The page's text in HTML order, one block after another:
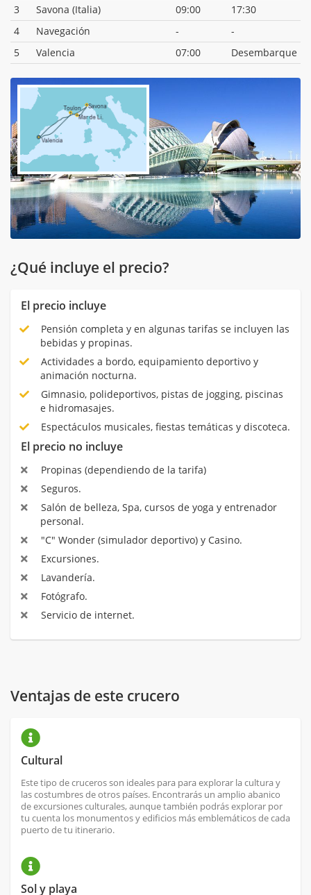
3 Savona (Italia) 09:00
17:30
4
Navegación -
-
5
Valencia 07:00 Desembarque
¿Qué incluye el precio?
El precio incluye
Pensión completa y en algunas tarifas se incluyen las
bebidas y propinas.
Actividades a bordo, equipamiento deportivo y
animación nocturna.
Gimnasio, polideportivos, pistas de jogging, piscinas
e hidromasajes.
Espectáculos musicales, fiestas temáticas y discoteca.
El precio no incluye
Propinas (dependiendo de la tarifa)
Seguros.
Salón de belleza, Spa, cursos de yoga y entrenador
personal.
"C" Wonder (simulador deportivo) y Casino.
Excursiones.
Lavandería.
Fotógrafo.
Servicio de internet.
Ventajas de este crucero
Cultural
Este tipo de cruceros son ideales para para explorar la cultura y
las costumbres de otros países. Encontrarás un amplio abanico
de excursiones culturales, aunque también podrás explorar por
tu cuenta los monumentos y edificios más emblemáticos de cada
puerto de tu itinerario.
Sol y playa